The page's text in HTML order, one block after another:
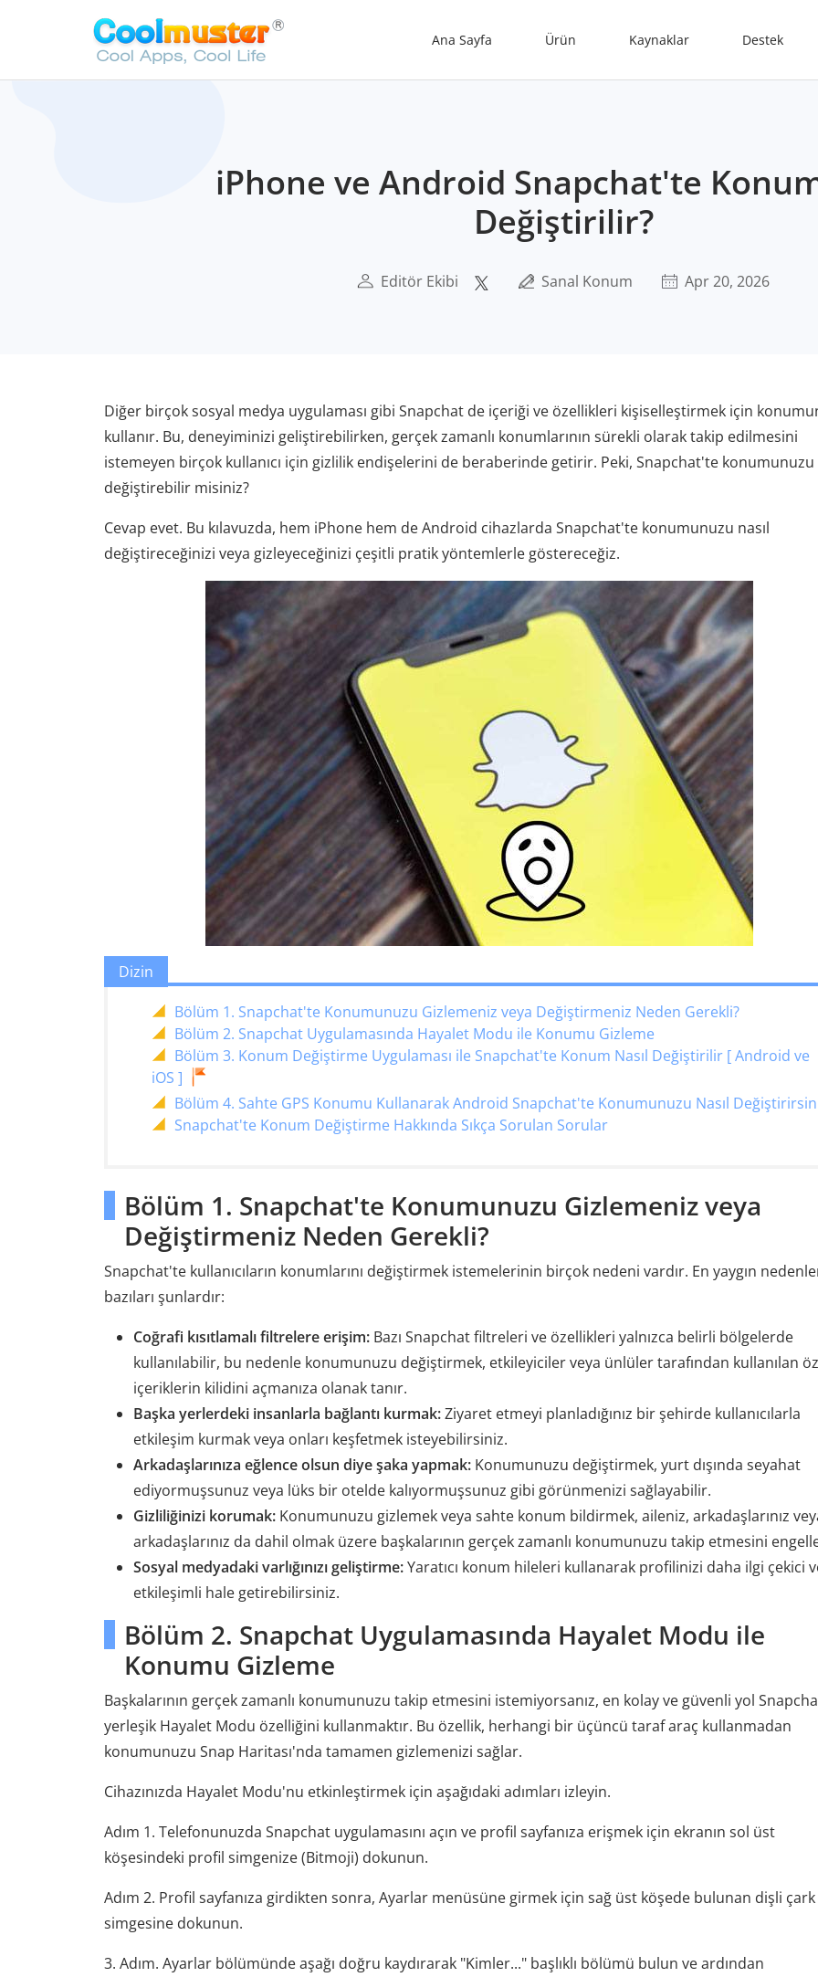
Ana Sayfa Ürün Kaynaklar Destek
iPhone ve Android Snapchat'te
Değiştirilir?
Editör Ekibi Sanal Konum Apr 20, 2026
Diğer birçok sosyal medya uygulaması gibi Snapchat de içeriği ve özellikleri kişiselleştirmek için
kullanır. Bu, deneyiminizi geliştirebilirken, gerçek zamanlı konumlarının sürekli olarak takip edilmesini
istemeyen birçok kullanıcı için gizlilik endişelerini de beraberinde getirir. Peki, Snapchat'te konumunuzu
değiştirebilir misiniz?
Cevap evet. Bu kılavuzda, hem iPhone hem de Android cihazlarda Snapchat'te konumunuzu nasıl
değiştireceğinizi veya gizleyeceğinizi çeşitli pratik yöntemlerle göstereceğiz.
Dizin
Bölüm 1. Snapchat'te Konumunuzu Gizlemeniz veya Değiştirmeniz Neden Gerekli?
Bölüm 2. Snapchat Uygulamasında Hayalet Modu ile Konumu Gizleme
Bölüm 3. Konum Değiştirme Uygulaması ile Snapchat'te Konum Nasıl Değiştirilir [ Android ve
iOS ]
Bölüm 4. Sahte GPS Konumu Kullanarak Android Snapchat'te Konumunuzu Nasıl
Snapchat'te Konum Değiştirme Hakkında Sıkça Sorulan Sorular
Bölüm 1. Snapchat'te Konumunuzu Gizlemeniz veya
Değiştirmeniz Neden Gerekli?
Snapchat'te kullanıcıların konumlarını değiştirmek istemelerinin birçok nedeni vardır. En yaygın
bazıları şunlardır:
Coğrafi kısıtlamalı filtrelere erişim: Bazı Snapchat filtreleri ve özellikleri yalnızca belirli bölgelerde
kullanılabilir, bu nedenle konumunuzu değiştirmek, etkileyiciler veya ünlüler tarafından kullanılan
içeriklerin kilidini açmanıza olanak tanır.
Başka yerlerdeki insanlarla bağlantı kurmak:Ziyaret etmeyi planladığınız bir şehirde kullanıcılarla
etkileşim kurmak veya onları keşfetmek isteyebilirsiniz.
Arkadaşlarınıza eğlence olsun diye şaka yapmak: Konumunuzu değiştirmek, yurt dışında seyahat
ediyormuşsunuz veya lüks bir otelde kalıyormuşsunuz gibi görünmenizi sağlayabilir.
Gizliliğinizi korumak: Konumunuzu gizlemek veya sahte konum bildirmek, aileniz, arkadaşlarınız
arkadaşlarınız da dahil olmak üzere başkalarının gerçek zamanlı konumunuzu takip etmesini
Sosyal medyadaki varlığınızı geliştirme:Yaratıcı konum hileleri kullanarak profilinizi daha ilgi çekici
etkileşimli hale getirebilirsiniz.
Bölüm 2. Snapchat Uygulamasında Hayalet Modu ile
Konumu Gizleme
Başkalarının gerçek zamanlı konumunuzu takip etmesini istemiyorsanız, en kolay ve güvenli yol
yerleşik Hayalet Modu özelliğini kullanmaktır. Bu özellik, herhangi bir üçüncü taraf araç kullanmadan
konumunuzu Snap Haritası'nda tamamen gizlemenizi sağlar.
Cihazınızda Hayalet Modu'nu etkinleştirmek için aşağıdaki adımları izleyin.
Adım 1. Telefonunuzda Snapchat uygulamasını açın ve profil sayfanıza erişmek için ekranın sol üst
köşesindeki profil simgenize (Bitmoji) dokunun.
Adım 2. Profil sayfanıza girdikten sonra, Ayarlar menüsüne girmek için sağ üst köşede bulunan dişli çark
simgesine dokunun.
3. Adım. Ayarlar bölümünde aşağı doğru kaydırarak "Kimler..." başlıklı bölümü bulun ve ardından